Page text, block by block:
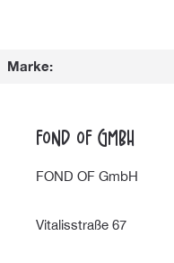
Marke:
FOND OF GmbH
FOND OF GmbH
Vitalisstraße 67